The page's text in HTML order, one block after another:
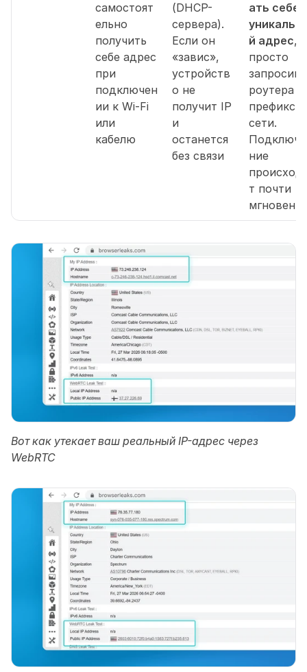
самостоят
ельно
получить
себе адрес
при
подключен
ии к Wi-Fi
или
кабелю
(DHCP-
сервера).
Если он
«завис»,
устройств
о не
получит IP
и
останется
без связи
ать себе
й адрес,
просто
запросив
роутера
префикс
сети.
Подключе
ние
т почти
Вот как утекает ваш реальный IP-адрес через
WebRTC